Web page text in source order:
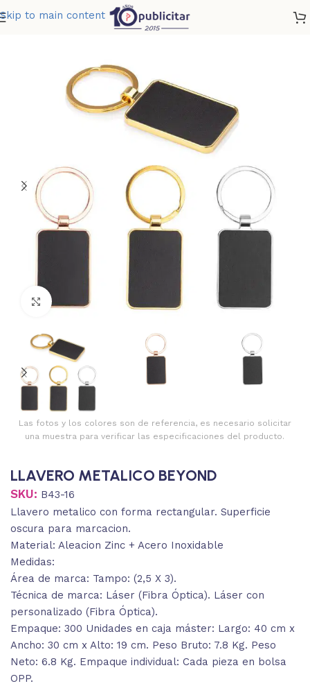
Skip to main content
LLAVERO METALICO BEYOND
Clic para ampliar
Las fotos y los colores son de referencia, es necesario solicitar
una muestra para verificar las especificaciones del producto.
LLAVERO METALICO BEYOND
SKU: B43-16
Llavero metalico con forma rectangular. Superficie
oscura para marcacion.
Material: Aleacion Zinc + Acero Inoxidable
Medidas:
Área de marca: Tampo: (2,5 X 3).
Técnica de marca: Láser (Fibra Óptica). Láser con
personalizado (Fibra Óptica).
Empaque: 300 Unidades en caja máster: Largo: 40 cm x
Ancho: 30 cm x Alto: 19 cm. Peso Bruto: 7.8 Kg. Peso
Neto: 6.8 Kg. Empaque individual: Cada pieza en bolsa
OPP.